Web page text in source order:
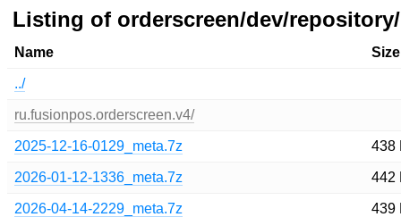
Listing of orderscreen/dev/repository/
Name Size
../
ru.fusionpos.orderscreen.v4/
2025-12-16-0129_meta.7z 438
2026-01-12-1336_meta.7z 442
2026-04-14-2229_meta.7z 439